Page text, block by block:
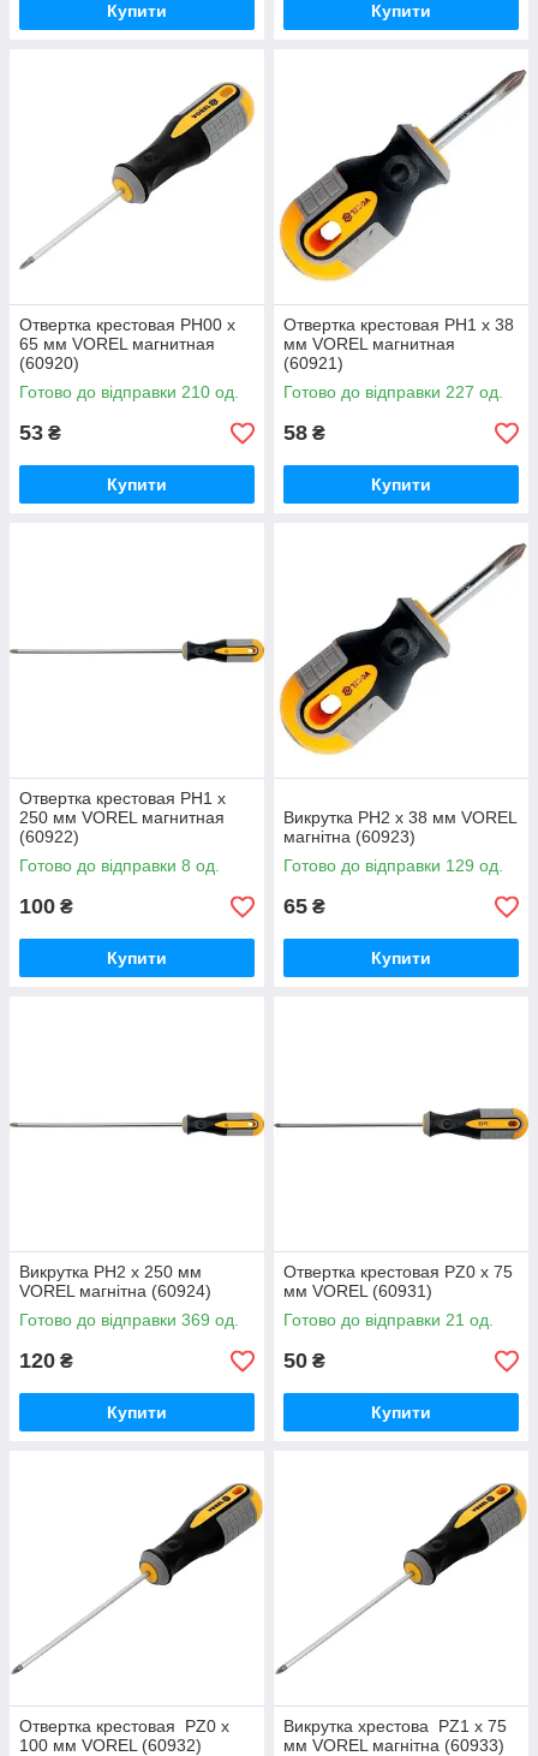
Купити Купити
Отвертка крестовая PH00 х
65 мм VOREL магнитная
(60920)
Готово до відправки 210 од.
53 ₴
Купити
Отвертка крестовая PH1 х 38
мм VOREL магнитная
(60921)
Готово до відправки 227 од.
58 ₴
Купити
Отвертка крестовая PH1 х
250 мм VOREL магнитная
(60922)
Готово до відправки 8 од.
100 ₴
Купити
Викрутка PH2 х 38 мм VOREL
магнітна (60923)
Готово до відправки 129 од.
65 ₴
Купити
Викрутка PH2 х 250 мм
VOREL магнітна (60924)
Готово до відправки 369 од.
120 ₴
Купити
Отвертка крестовая PZ0 х 75
мм VOREL (60931)
Готово до відправки 21 од.
50 ₴
Купити
Отвертка крестовая PZ0 х
100 мм VOREL (60932)
Викрутка хрестова PZ1 х 75
мм VOREL магнітна (60933)